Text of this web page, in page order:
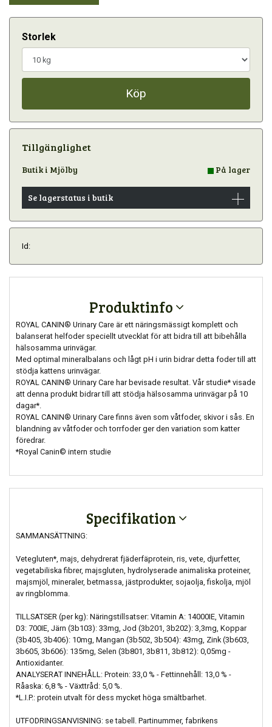
Storlek
Köp
Tillgänglighet
Butik i Mjölby På lager
Se lagerstatus i butik
Id:
Produktinfo
ROYAL CANIN® Urinary Care är ett näringsmässigt komplett och
balanserat helfoder speciellt utvecklat för att bidra till att bibehålla
hälsosamma urinvägar.
Med optimal mineralbalans och lågt pH i urin bidrar detta foder till att
stödja kattens urinvägar.
ROYAL CANIN® Urinary Care har bevisade resultat. Vår studie* visade
att denna produkt bidrar till att stödja hälsosamma urinvägar på 10
dagar*.
ROYAL CANIN® Urinary Care finns även som våtfoder, skivor i sås. En
blandning av våtfoder och torrfoder ger den variation som katter
föredrar.
*Royal Canin© intern studie
Specifikation
SAMMANSÄTTNING:
Vetegluten*, majs, dehydrerat fjäderfäprotein, ris, vete, djurfetter,
vegetabiliska fibrer, majsgluten, hydrolyserade animaliska proteiner,
majsmjöl, mineraler, betmassa, jästprodukter, sojaolja, fiskolja, mjöl
av ringblomma.
TILLSATSER (per kg): Näringstillsatser: Vitamin A: 14000IE, Vitamin
D3: 700IE, Järn (3b103): 33mg, Jod (3b201, 3b202): 3,3mg, Koppar
(3b405, 3b406): 10mg, Mangan (3b502, 3b504): 43mg, Zink (3b603,
3b605, 3b606): 135mg, Selen (3b801, 3b811, 3b812): 0,05mg -
Antioxidanter.
ANALYSERAT INNEHÅLL: Protein: 33,0 % - Fettinnehåll: 13,0 % -
Råaska: 6,8 % - Växttråd: 5,0 %.
*L.I.P.: protein utvalt för dess mycket höga smältbarhet.
UTFODRINGSANVISNING: se tabell. Partinummer, fabrikens